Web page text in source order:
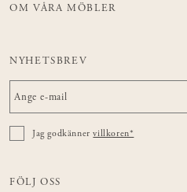
OM VÅRA MÖBLER
NYHETSBREV
Jag godkännervillkoren*
FÖLJ OSS